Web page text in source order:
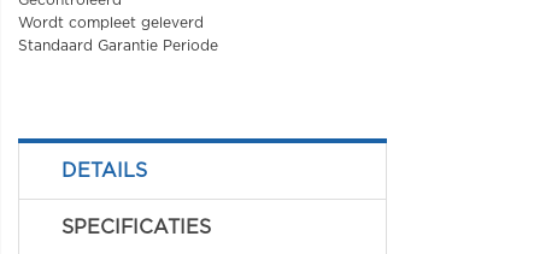
Wordt compleet geleverd
Standaard Garantie Periode
DETAILS
SPECIFICATIES